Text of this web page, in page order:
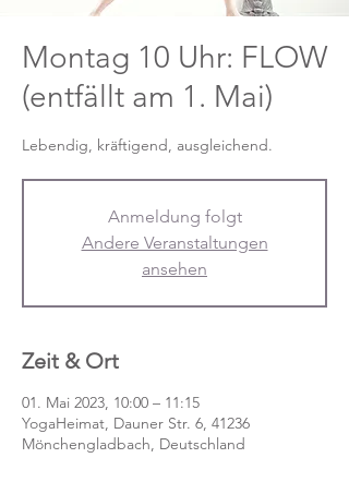
Montag 10 Uhr: FLOW
(entfällt am 1. Mai)
Lebendig, kräftigend, ausgleichend.
Anmeldung folgt
Andere Veranstaltungen
ansehen
Zeit & Ort
01. Mai 2023, 10:00 – 11:15
YogaHeimat, Dauner Str. 6, 41236
Mönchengladbach, Deutschland